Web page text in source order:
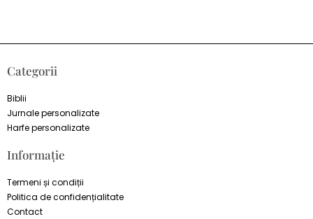
Categorii
Biblii
Jurnale personalizate
Harfe personalizate
Informație
Termeni și condiții
Politica de confidențialitate
Contact